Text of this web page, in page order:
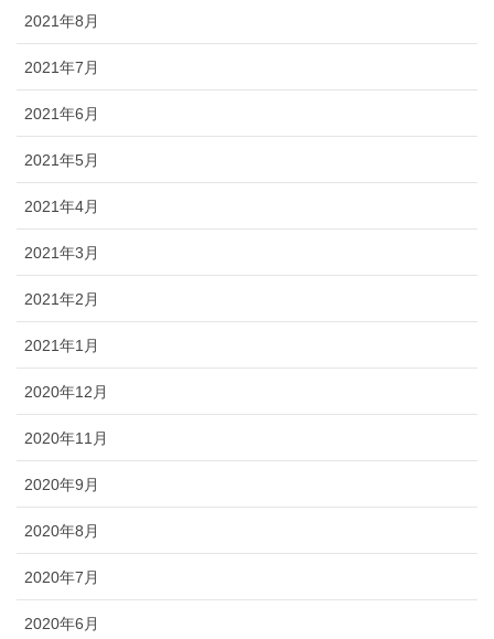
2021年8月
2021年7月
2021年6月
2021年5月
2021年4月
2021年3月
2021年2月
2021年1月
2020年12月
2020年11月
2020年9月
2020年8月
2020年7月
2020年6月